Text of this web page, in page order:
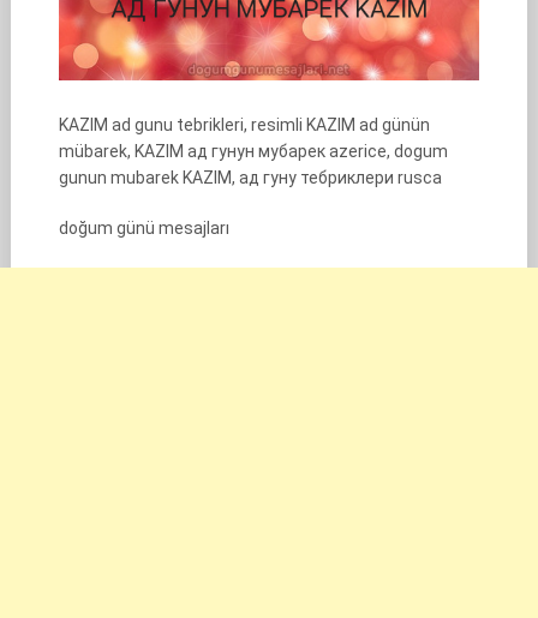
KAZIM ad gunu tebrikleri, resimli KAZIM ad günün
mübarek, KAZIM ад гунун мубарек azerice, dogum
gunun mubarek KAZIM, ад гуну тебриклери rusca
doğum günü mesajları